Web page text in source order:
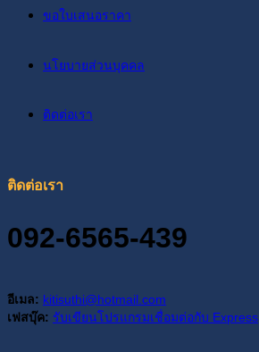
ขอใบเสนอราคา
นโยบายส่วนบุคคล
ติดต่อเรา
ติดต่อเรา
092-6565-439
อีเมล: kitisuthi@hotmail.com
เฟสบุ๊ค: รับเขียนโปรแกรมเชื่อมต่อกับ Express